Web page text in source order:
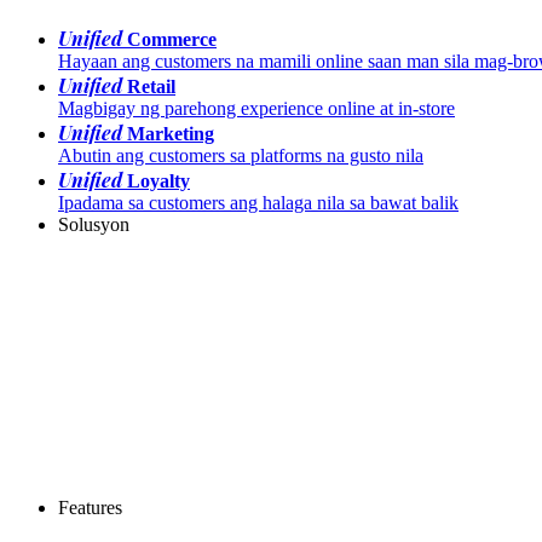
UnifiedCommerce
Hayaan ang customers na mamili online saan man sila mag-
UnifiedRetail
Magbigay ng parehong experience online at in-store
UnifiedMarketing
Abutin ang customers sa platforms na gusto nila
UnifiedLoyalty
Ipadama sa customers ang halaga nila sa bawat balik
Solusyon
Features